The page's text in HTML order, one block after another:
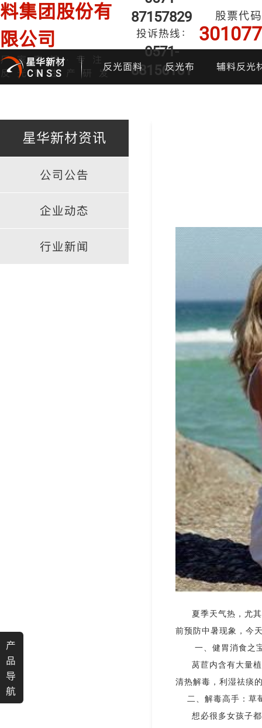
料集团股份有
限公司
厂家直销·专注
反光布生产研发
87157829
投诉热线：
0571-
88156161
股票代码
301077
星华新材
CNSS
反光面料 反光布 辅料反光
星华新材资讯
公司公告
企业动态
行业新闻
夏季天气热，尤
前预防中暑现象，今
一、健胃消食之
莴苣内含有大量
清热解毒，利湿祛痰
二、解毒高手：草
想必很多女孩子
产
品
导
航